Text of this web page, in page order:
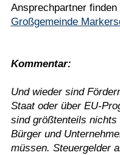
Ansprechpartner
Großgemeinde
Kommentar:
Und wieder sind
Staat oder über EU-
sind größtenteils nichts
Bürger und
müssen. Steuergelder